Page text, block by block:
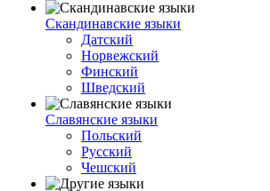
Скандинавские языки
Датский
Норвежский
Финский
Шведский
Славянские языки
Польский
Русский
Чешский